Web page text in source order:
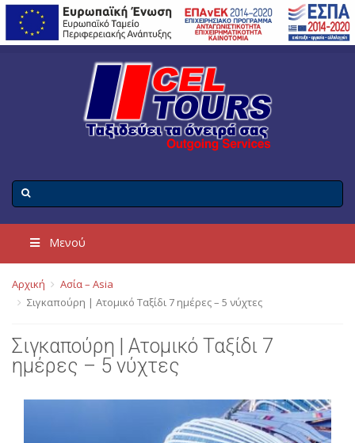
Μενού
Αρχική
Ασία – Asia
Σιγκαπούρη | Ατομικό Ταξίδι 7 ημέρες – 5 νύχτες
Σιγκαπούρη | Ατομικό Ταξίδι 7
ημέρες – 5 νύχτες